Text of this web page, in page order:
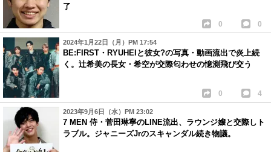
了
0 0
2024年1月22日（月）PM 17:54
BE:FIRST・RYUHEIと彼女?の写真・動画流出で炎上続
く。辻希美の長女・希空が交際匂わせの憶測飛び交う
0 4
2023年9月6日（水）PM 23:02
7 MEN 侍・菅田琳寧のLINE流出、ラウンジ嬢と交際しト
ラブル。ジャニーズJrのスキャンダル続き物議。